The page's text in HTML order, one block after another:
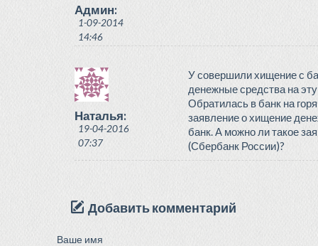
Админ:
1-09-2014
14:46
Наталья:
19-04-2016
07:37
У совершили хищение с
денежные средства на
Обратилась в банк на
заявление о хищение
банк. А можно ли такое
(Сбербанк России)?
Добавить комментарий
Ваше имя